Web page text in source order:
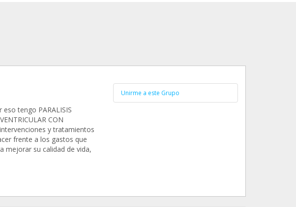
tengo PARALISIS
CON
intervenciones y tratamientos
frente a los gastos que
mejorar su calidad de vida,
Unirme a este Grupo